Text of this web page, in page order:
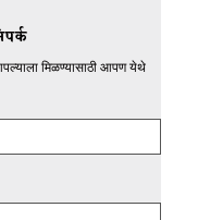
मिळण्यासाठी आपण येथे